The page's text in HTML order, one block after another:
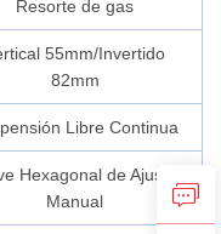
Resorte de gas
55mm/Invertido
82mm
Libre Continua
Hexagonal de Ajuste
Manual